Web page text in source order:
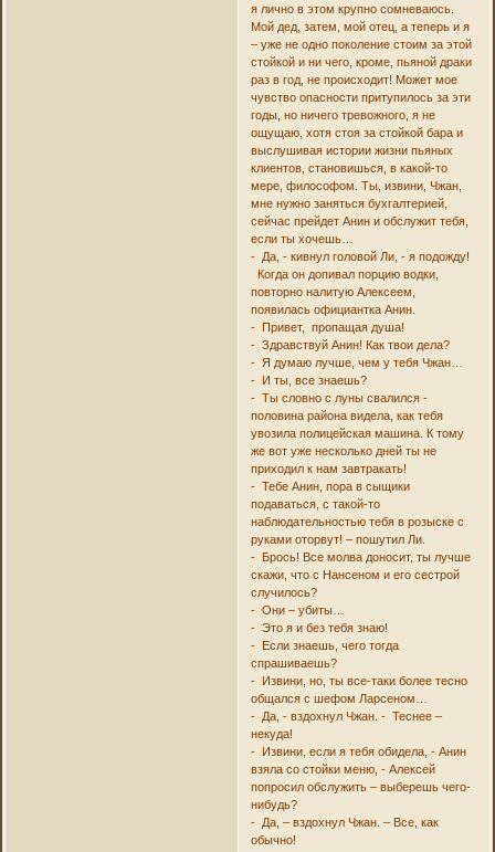
я лично в этом крупно сомневаюсь.
Мой дед, затем, мой отец, а теперь и я
– уже не одно поколение стоим за этой
стойкой и ни чего, кроме, пьяной драки
раз в год, не происходит! Может мое
чувство опасности притупилось за эти
годы, но ничего тревожного, я не
ощущаю, хотя стоя за стойкой бара и
выслушивая истории жизни пьяных
клиентов, становишься, в какой-то
мере, философом. Ты, извини, Чжан,
мне нужно заняться бухгалтерией,
сейчас прейдет Анин и обслужит тебя,
если ты хочешь…
- Да, - кивнул головой Ли, - я подожду!
Когда он допивал порцию водки,
повторно налитую Алексеем,
появилась официантка Анин.
- Привет, пропащая душа!
- Здравствуй Анин! Как твои дела?
- Я думаю лучше, чем у тебя Чжан…
- И ты, все знаешь?
- Ты словно с луны свалился -
половина района видела, как тебя
увозила полицейская машина. К тому
же вот уже несколько дней ты не
приходил к нам завтракать!
- Тебе Анин, пора в сыщики
подаваться, с такой-то
наблюдательностью тебя в розыске с
руками оторвут! – пошутил Ли.
- Брось! Все молва доносит, ты лучше
скажи, что с Нансеном и его сестрой
случилось?
- Они – убиты…
- Это я и без тебя знаю!
- Если знаешь, чего тогда
спрашиваешь?
- Извини, но, ты все-таки более тесно
общался с шефом Ларсеном…
- Да, - вздохнул Чжан. - Теснее –
некуда!
- Извини, если я тебя обидела, - Анин
взяла со стойки меню, - Алексей
попросил обслужить – выберешь чего-
нибудь?
- Да, – вздохнул Чжан. – Все, как
обычно!